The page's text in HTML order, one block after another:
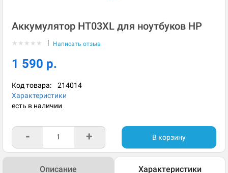
Аккумулятор HT03XL для ноутбуков HP
★ ★ ★ ★ ★ | Написать отзыв
1 590 р.
Код товара: 214014
Характеристики
есть в наличии
- + В корзину
Описание Характеристики